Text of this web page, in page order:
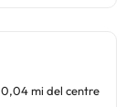
0,04 mi del centre